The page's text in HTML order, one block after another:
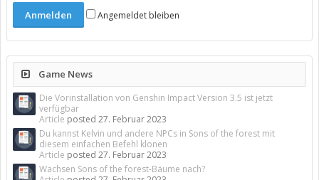
Angemeldet bleiben
Game News
Die Vorinstallation von Genshin Impact Version 3.5 ist jetzt
verfügbar
Article posted 27. Februar 2023
Du kannst Kelvin und andere NPCs in Sons of the forest mit
diesem einfachen Befehl klonen
Article posted 27. Februar 2023
Wachsen Sons of the forest-Bäume nach?